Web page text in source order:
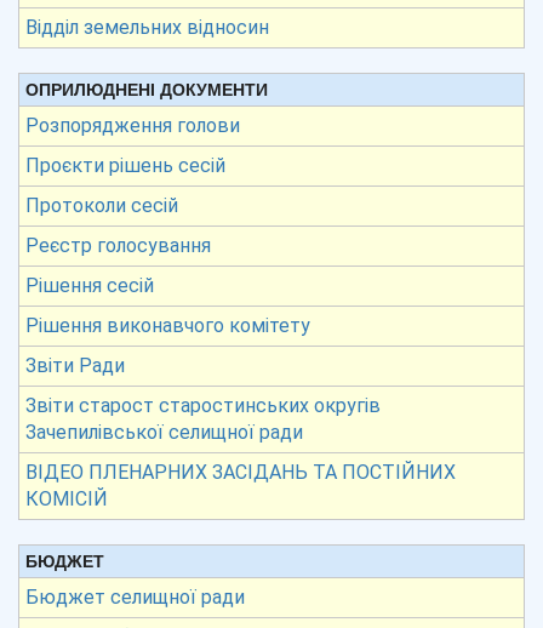
Відділ земельних відносин
ОПРИЛЮДНЕНІ ДОКУМЕНТИ
Розпорядження голови
Проєкти рішень сесій
Протоколи сесій
Реєстр голосування
Рішення сесій
Рішення виконавчого комітету
Звіти Ради
Звіти старост старостинських округів
Зачепилівської селищної ради
ВІДЕО ПЛЕНАРНИХ ЗАСІДАНЬ ТА ПОСТІЙНИХ
КОМІСІЙ
БЮДЖЕТ
Бюджет селищної ради